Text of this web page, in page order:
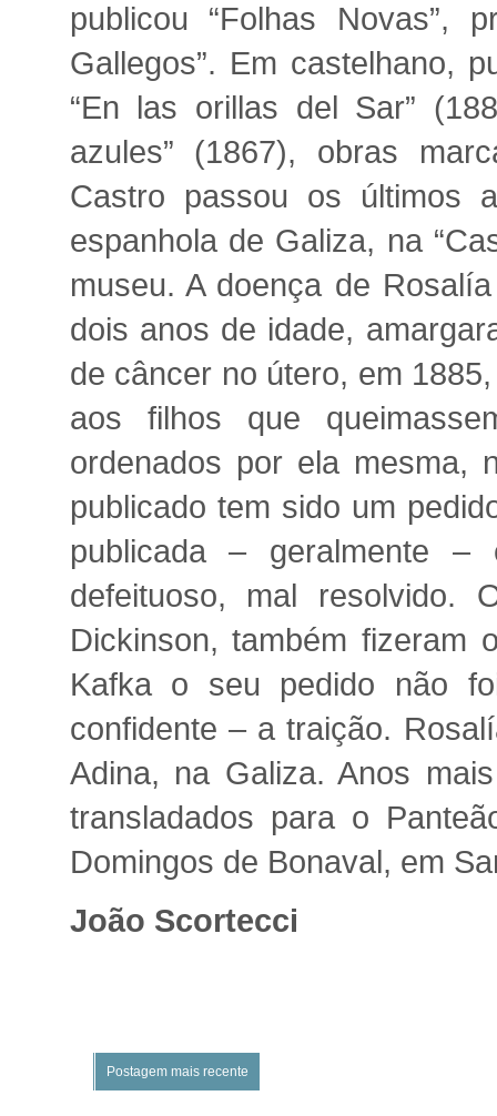
publicou “Folhas Novas”,
Gallegos”. Em castelhano,
“En las orillas del Sar”
azules” (1867), obras
Castro passou os últimos
espanhola de Galiza, na
museu. A doença de
dois anos de idade,
de câncer no útero, em
aos filhos que
ordenados por ela mesma,
publicado tem sido um
publicada – geralmente
defeituoso, mal resolvido.
Dickinson, também fizeram
Kafka o seu pedido não
confidente – a traição.
Adina, na Galiza. Anos
transladados para o
Domingos de Bonaval, em
João Scortecci
Postagem mais recente